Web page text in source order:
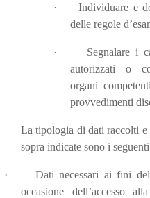
·
Individuare e
delle regole
·
Segnalare i
autorizzati o
organi
provvedimenti
La tipologia di dati raccolti
sopra indicate sono i
·
Dati necessari ai fini
occasione dell’accesso